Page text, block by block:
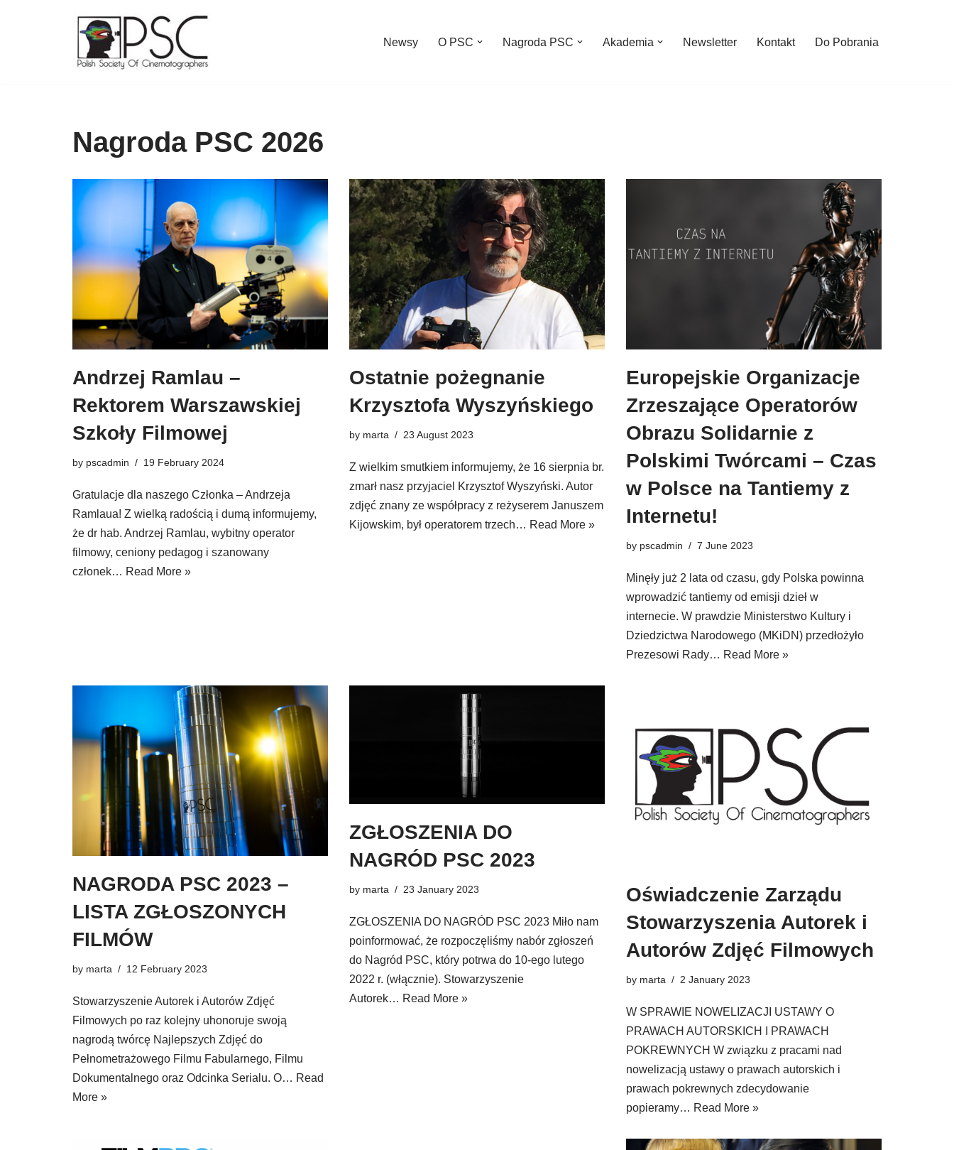
Newsy O PSC Nagroda PSC Akademia Newsletter Kontakt Do Pobrania
Nagroda PSC 2026
Andrzej Ramlau –
Rektorem Warszawskiej
Szkoły Filmowej
by pscadmin 19 February 2024
Gratulacje dla naszego Członka – Andrzeja
Ramlaua! Z wielką radością i dumą informujemy,
że dr hab. Andrzej Ramlau, wybitny operator
filmowy, ceniony pedagog i szanowany
członek… Read More »
Ostatnie pożegnanie
Krzysztofa Wyszyńskiego
by marta 23 August 2023
Z wielkim smutkiem informujemy, że 16 sierpnia br.
zmarł nasz przyjaciel Krzysztof Wyszyński. Autor
zdjęć znany ze współpracy z reżyserem Januszem
Kijowskim, był operatorem trzech… Read More »
Europejskie Organizacje
Zrzeszające Operatorów
Obrazu Solidarnie z
Polskimi Twórcami – Czas
w Polsce na Tantiemy z
Internetu!
by pscadmin 7 June 2023
Minęły już 2 lata od czasu, gdy Polska powinna
wprowadzić tantiemy od emisji dzieł w
internecie. W prawdzie Ministerstwo Kultury i
Dziedzictwa Narodowego (MKiDN) przedłożyło
Prezesowi Rady… Read More »
NAGRODA PSC 2023 –
LISTA ZGŁOSZONYCH
FILMÓW
by marta 12 February 2023
Stowarzyszenie Autorek i Autorów Zdjęć
Filmowych po raz kolejny uhonoruje swoją
nagrodą twórcę Najlepszych Zdjęć do
Pełnometrażowego Filmu Fabularnego, Filmu
Dokumentalnego oraz Odcinka Serialu. O… Read
More »
ZGŁOSZENIA DO
NAGRÓD PSC 2023
by marta 23 January 2023
ZGŁOSZENIA DO NAGRÓD PSC 2023 Miło nam
poinformować, że rozpoczęliśmy nabór zgłoszeń
do Nagród PSC, który potrwa do 10-ego lutego
2022 r. (włącznie). Stowarzyszenie
Autorek… Read More »
Oświadczenie Zarządu
Stowarzyszenia Autorek i
Autorów Zdjęć Filmowych
by marta 2 January 2023
W SPRAWIE NOWELIZACJI USTAWY O
PRAWACH AUTORSKICH I PRAWACH
POKREWNYCH W związku z pracami nad
nowelizacją ustawy o prawach autorskich i
prawach pokrewnych zdecydowanie
popieramy… Read More »